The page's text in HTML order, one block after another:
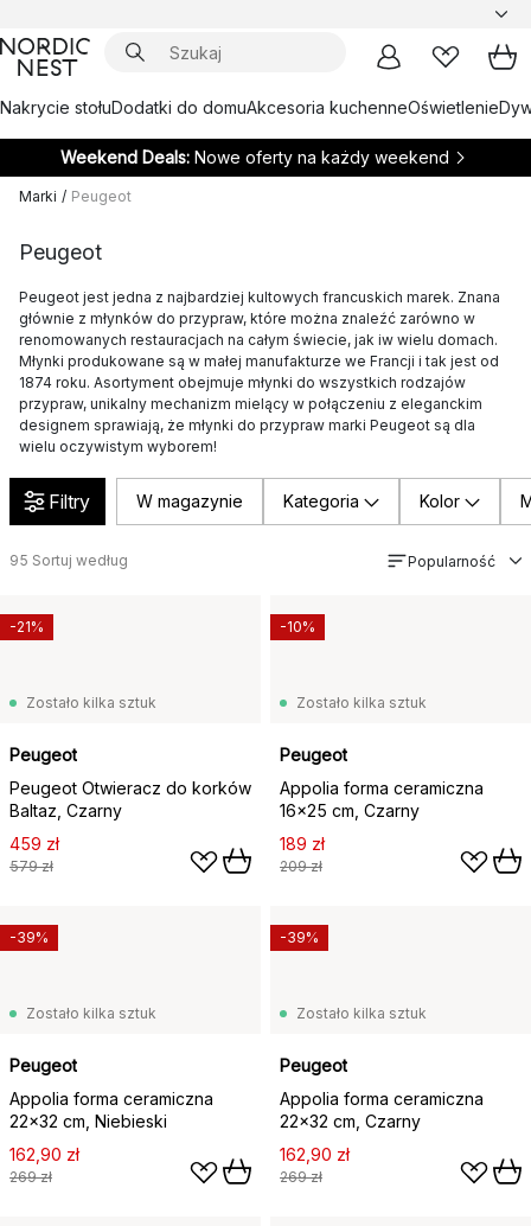
Nakrycie stołuDodatki do domuAkcesoria kuchenneOświetlenie
Weekend Deals: Nowe oferty na każdy weekend
Marki / Peugeot
Peugeot
Peugeot jest jedna z najbardziej kultowych francuskich marek. Znana
głównie z młynków do przypraw, które można znaleźć zarówno w
renomowanych restauracjach na całym świecie, jak iw wielu domach.
Młynki produkowane są w małej manufakturze we Francji i tak jest od
1874 roku. Asortyment obejmuje młynki do wszystkich rodzajów
przypraw, unikalny mechanizm mielący w połączeniu z eleganckim
designem sprawiają, że młynki do przypraw marki Peugeot są dla
wielu oczywistym wyborem!
Filtry W magazynie Kategoria Kolor
95 Sortuj według Popularność
Zostało kilka sztuk
Peugeot
Peugeot Otwieracz do korków
Baltaz, Czarny
459 zł
579 zł
-21%
Zostało kilka sztuk
Peugeot
Appolia forma ceramiczna
16x25 cm, Czarny
189 zł
209 zł
-10%
Zostało kilka sztuk
Peugeot
Appolia forma ceramiczna
22x32 cm, Niebieski
162,90 zł
269 zł
-39%
Zostało kilka sztuk
Peugeot
Appolia forma ceramiczna
22x32 cm, Czarny
162,90 zł
269 zł
-39%